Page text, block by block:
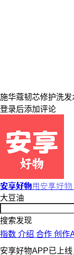
施华蔻韧芯修护洗发
登录后添加评论
安享好物用安享好
大豆油
搜索发现
指数 介绍 合作 创作
安享好物APP已上